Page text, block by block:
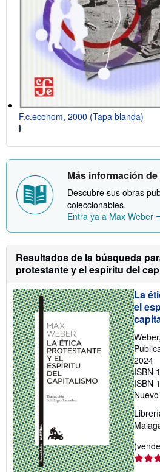
F.c.econom, 2000 (Tapa blanda)
Más información de
Descubre sus obras
coleccionables.
Entra ya a Max Weber
Resultados de la búsqueda
protestante y el espíritu del
La
el
2024
ISBN
ISBN
Nuevo